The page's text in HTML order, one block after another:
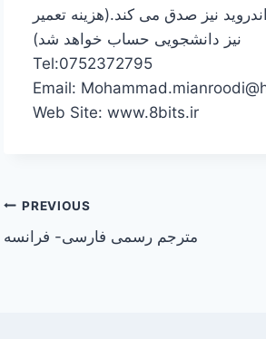
نیز صدق می کند.(هزینه تعمیر
نیز دانشجویی حساب خواهد شد)
Tel:0752372795
Email:
Web Site: www.8bits.ir
Post
navigation
PREVIOUS
مترجم رسمی فارسی- فرانسه